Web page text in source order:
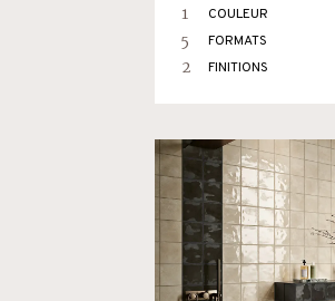
1 COULEUR
5 FORMATS
2 FINITIONS